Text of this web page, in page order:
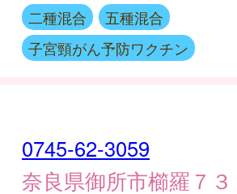
二種混合
五種混合
子宮頸がん予防ワクチン
0745-62-3059
奈良県御所市櫛羅７